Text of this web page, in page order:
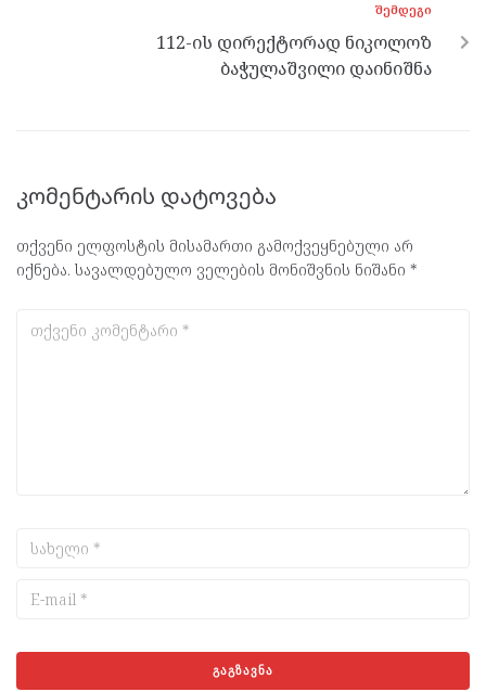
ᲨᲔᲛᲓᲔᲒᲘ
112-ის დირექტორად ნიკოლოზ
ბაჭულაშვილი დაინიშნა
კომენტარის დატოვება
თქვენი ელფოსტის მისამართი გამოქვეყნებული არ
იქნება. სავალდებულო ველების მონიშვნის ნიშანი *